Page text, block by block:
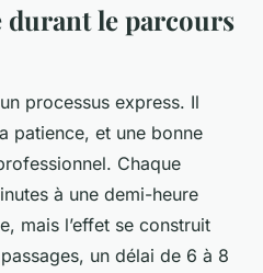
durant le parcours
processus express. Il
patience, et une bonne
Chaque
à une demi-heure
mais l’effet se construit
un délai de 6 à 8